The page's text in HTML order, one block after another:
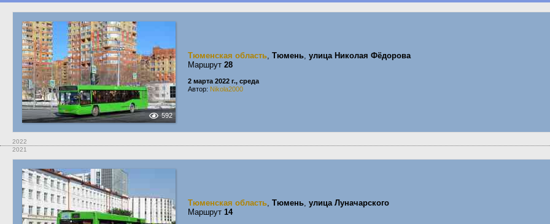
592
Тюменская область, Тюмень, улица Николая Фёдорова
Маршрут 28
2 марта 2022 г., среда
Автор: Nikola2000
2022
2021
Тюменская область, Тюмень, улица Луначарского
Маршрут 14